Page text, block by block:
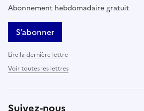
Abonnement hebdomadaire gratuit
S’abonner
Lire la dernière lettre
Voir toutes les lettres
Suivez-nous